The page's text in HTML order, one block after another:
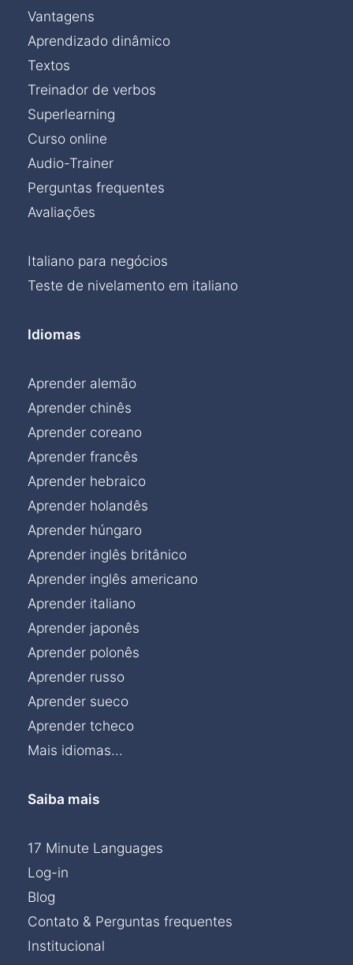
Vantagens
Aprendizado dinâmico
Textos
Treinador de verbos
Superlearning
Curso online
Audio-Trainer
Perguntas frequentes
Avaliações
Italiano para negócios
Teste de nivelamento em italiano
Idiomas
Aprender alemão
Aprender chinês
Aprender coreano
Aprender francês
Aprender hebraico
Aprender holandês
Aprender húngaro
Aprender inglês britânico
Aprender inglês americano
Aprender italiano
Aprender japonês
Aprender polonês
Aprender russo
Aprender sueco
Aprender tcheco
Mais idiomas...
Saiba mais
17 Minute Languages
Log-in
Blog
Contato & Perguntas frequentes
Institucional